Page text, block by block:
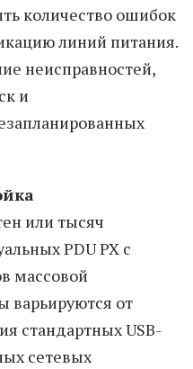
количество ошибок
линий питания.
неисправностей,
и
или тысяч
PDU PX с
массовой
варьируются от
стандартных USB-
сетевых